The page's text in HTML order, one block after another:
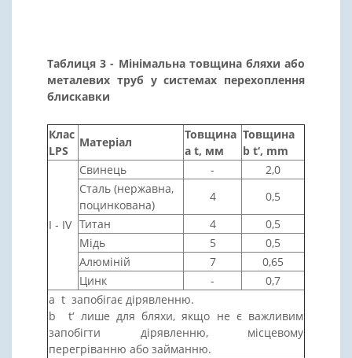
Таблиця 3 - Мінімальна товщина бляхи або
металевих труб у системах перехоплення
блискавки
Клас
LPS
Матеріал
Товщина
a t, мм
Товщина
b t‘, mm
I - IV
Свинець -
2,0
Сталь (нержавна,
поцинкована)
4
0,5
Титан
4
0,5
Мідь
5
0,5
Алюміній
7
0,65
Цинк
-
0,7
a t запобігає дірявленню.
b t‘ лише для бляхи, якщо не є важливим
запобігти дірявленню, місцевому
перегріванню або займанню.